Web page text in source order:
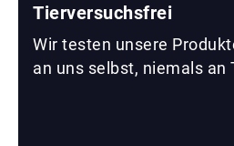
Tierversuchsfrei
Wir testen unsere
an uns selbst, niemals an